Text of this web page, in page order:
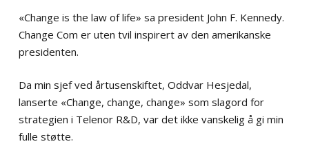
«Change is the law of life» sa president John F. Kennedy.
Change Com er uten tvil inspirert av den amerikanske
presidenten.
Da min sjef ved årtusenskiftet, Oddvar Hesjedal,
lanserte «Change, change, change» som slagord for
strategien i Telenor R&D, var det ikke vanskelig å gi min
fulle støtte.